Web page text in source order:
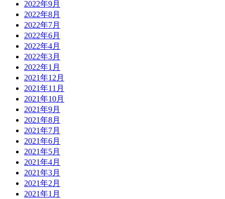
2022年9月
2022年8月
2022年7月
2022年6月
2022年4月
2022年3月
2022年1月
2021年12月
2021年11月
2021年10月
2021年9月
2021年8月
2021年7月
2021年6月
2021年5月
2021年4月
2021年3月
2021年2月
2021年1月